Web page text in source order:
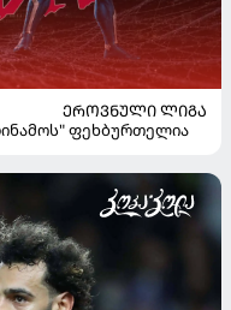
ᲔᲠᲝᲕᲜᲣᲚᲘ ᲚᲘᲒᲐ
ფეხბურთელია